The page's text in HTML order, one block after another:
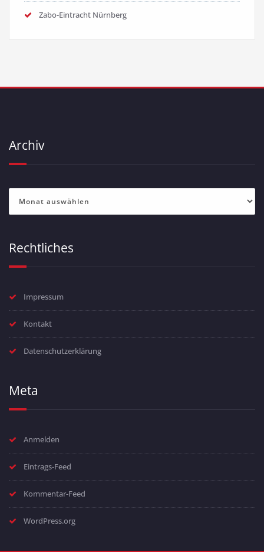
Zabo-Eintracht Nürnberg
Archiv
Rechtliches
Impressum
Kontakt
Datenschutzerklärung
Meta
Anmelden
Eintrags-Feed
Kommentar-Feed
WordPress.org